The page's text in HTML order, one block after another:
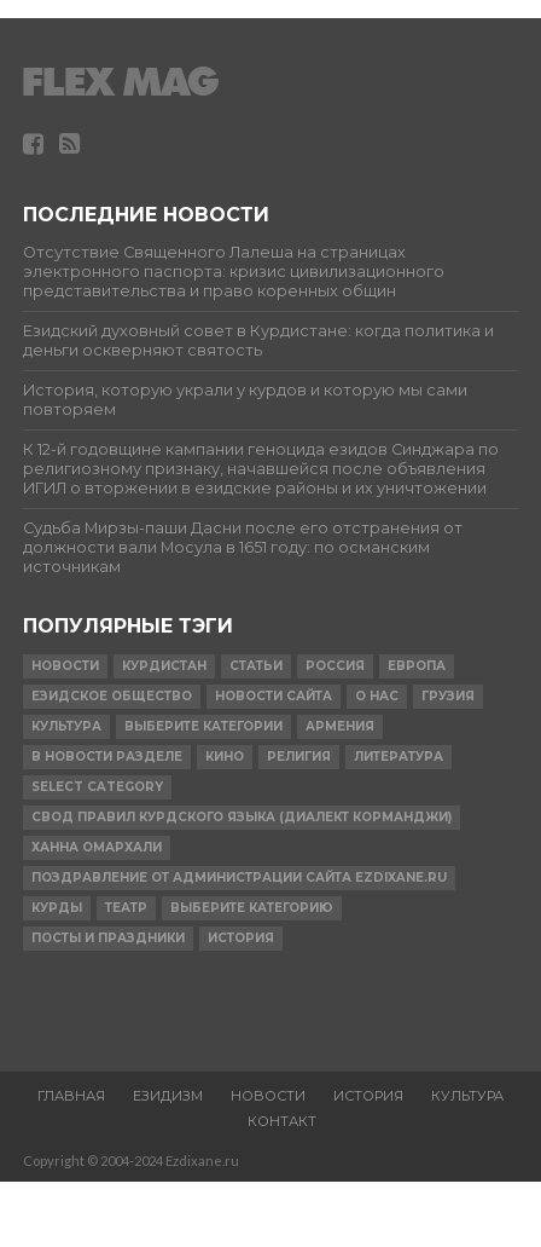
ПОСЛЕДНИЕ НОВОСТИ
Отсутствие Священного Лалеша на страницах
электронного паспорта: кризис цивилизационного
представительства и право коренных общин
Езидский духовный совет в Курдистане: когда политика и
деньги оскверняют святость
История, которую украли у курдов и которую мы сами
повторяем
К 12-й годовщине кампании геноцида езидов Синджара по
религиозному признаку, начавшейся после объявления
ИГИЛ о вторжении в езидские районы и их уничтожении
Судьба Мирзы-паши Дасни после его отстранения от
должности вали Мосула в 1651 году: по османским
источникам
ПОПУЛЯРНЫЕ ТЭГИ
НОВОСТИ КУРДИСТАН СТАТЬИ РОССИЯ
ЕВРОПА
ЕЗИДСКОЕ ОБЩЕСТВО
НОВОСТИ САЙТА О НАС
ГРУЗИЯ
КУЛЬТУРА
ВЫБЕРИТЕ КАТЕГОРИИ
АРМЕНИЯ
В НОВОСТИ РАЗДЕЛЕ
КИНО РЕЛИГИЯ
ЛИТЕРАТУРА
SELECT CATEGORY
СВОД ПРАВИЛ КУРДСКОГО ЯЗЫКА (ДИАЛЕКТ КОРМАНДЖИ)
ХАННА ОМАРХАЛИ
ПОЗДРАВЛЕНИЕ ОТ АДМИНИСТРАЦИИ САЙТА EZDIXANE.RU
КУРДЫ
ТЕАТР
ВЫБЕРИТЕ КАТЕГОРИЮ
ПОСТЫ И ПРАЗДНИКИ
ИСТОРИЯ
ГЛАВНАЯ ЕЗИДИЗМ НОВОСТИ ИСТОРИЯ
КУЛЬТУРА
КОНТАКТ
Copyright © 2004-2024 Ezdixane.ru